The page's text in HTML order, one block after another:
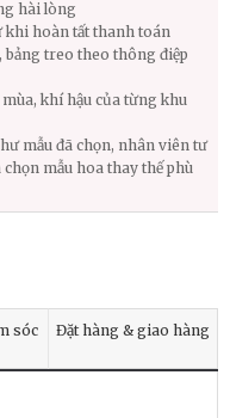
hài lòng
hoàn tất thanh toán
treo theo thông điệp
khí hậu của từng khu
mẫu đã chọn, nhân viên tư
mẫu hoa thay thế phù
sóc Đặt hàng & giao hàng